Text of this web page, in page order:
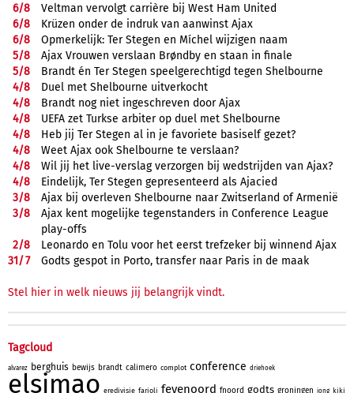
6/8
Veltman vervolgt carrière bij West Ham United
6/8
Krüzen onder de indruk van aanwinst Ajax
6/8
Opmerkelijk: Ter Stegen en Míchel wijzigen naam
5/8
Ajax Vrouwen verslaan Brøndby en staan in finale
5/8
Brandt én Ter Stegen speelgerechtigd tegen Shelbourne
4/8
Duel met Shelbourne uitverkocht
4/8
Brandt nog niet ingeschreven door Ajax
4/8
UEFA zet Turkse arbiter op duel met Shelbourne
4/8
Heb jij Ter Stegen al in je favoriete basiself gezet?
4/8
Weet Ajax ook Shelbourne te verslaan?
4/8
Wil jij het live-verslag verzorgen bij wedstrijden van Ajax?
4/8
Eindelijk, Ter Stegen gepresenteerd als Ajacied
3/8
Ajax bij overleven Shelbourne naar Zwitserland of Armenië
3/8
Ajax kent mogelijke tegenstanders in Conference League
play-offs
2/8
Leonardo en Tolu voor het eerst trefzeker bij winnend Ajax
31/7 Godts gespot in Porto, transfer naar Paris in de maak
Stel hier in welk nieuws jij belangrijk vindt.
Tagcloud
alvarez berghuis bewijs brandt calimero complot conference driehoek
elsimao eredivisie farioli feyenoord fnoord godts groningen jong kiki